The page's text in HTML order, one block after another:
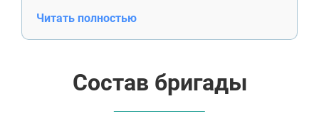
Читать полностью
Состав бригады